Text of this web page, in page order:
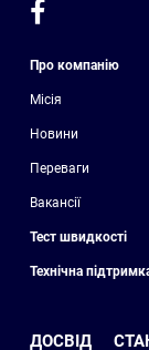
Про компанію
Місія
Новини
Переваги
Вакансії
Тест швидкості
Технічна
ДОСВІД